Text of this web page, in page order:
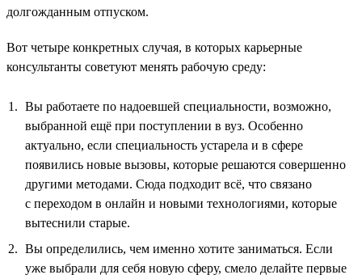
долгожданным отпуском.
Вот четыре конкретных случая, в которых карьерные
консультанты советуют менять рабочую среду:
Вы работаете по надоевшей специальности, возможно,
выбранной ещё при поступлении в вуз. Особенно
актуально, если специальность устарела и в сфере
появились новые вызовы, которые решаются совершенно
другими методами. Сюда подходит всё, что связано
с переходом в онлайн и новыми технологиями, которые
вытеснили старые.
Вы определились, чем именно хотите заниматься. Если
уже выбрали для себя новую сферу, смело делайте первые